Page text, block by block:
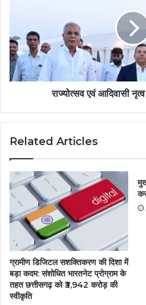
राज्योत्सव एवं आदिवासी
Related Articles
ग्रामीण डिजिटल सशक्तिकरण की दिशा में
बड़ा कदम: संशोधित भारतनेट प्रोग्राम के
तहत छत्तीसगढ़ को ₹3,942 करोड़ की
स्वीकृति